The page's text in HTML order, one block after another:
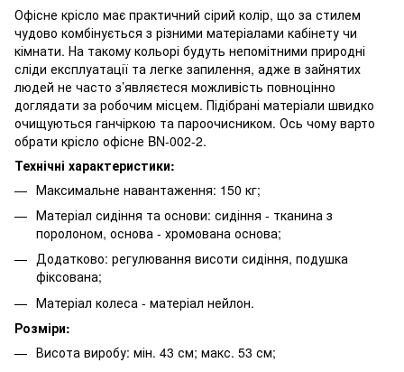
Офісне крісло має практичний сірий колір, що за стилем
чудово комбінується з різними матеріалами кабінету чи
кімнати. На такому кольорі будуть непомітними природні
сліди експлуатації та легке запилення, адже в зайнятих
людей не часто з’являєтеся можливість повноцінно
доглядати за робочим місцем. Підібрані матеріали швидко
очищуються ганчіркою та пароочисником. Ось чому варто
обрати крісло офісне BN-002-2.
Технічні характеристики:
Максимальне навантаження: 150 кг;
Матеріал сидіння та основи: сидіння - тканина з
поролоном, основа - хромована основа;
Додатково: регулювання висоти сидіння, подушка
фіксована;
Матеріал колеса - матеріал нейлон.
Розміри:
Висота виробу: мін. 43 см; макс. 53 см;